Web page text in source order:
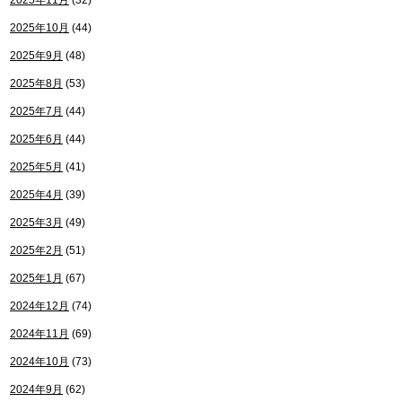
2025年10月 (44)
2025年9月 (48)
2025年8月 (53)
2025年7月 (44)
2025年6月 (44)
2025年5月 (41)
2025年4月 (39)
2025年3月 (49)
2025年2月 (51)
2025年1月 (67)
2024年12月 (74)
2024年11月 (69)
2024年10月 (73)
2024年9月 (62)